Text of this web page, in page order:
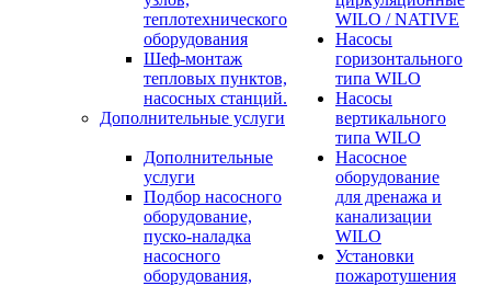
теплотехнического
оборудования
Шеф-монтаж
тепловых пунктов,
насосных станций.
Дополнительные услуги
Дополнительные
услуги
Подбор насосного
оборудование,
пуско-наладка
насосного
оборудования,
WILO / NATIVE
Насосы
горизонтального
типа WILO
Насосы
вертикального
типа WILO
Насосное
оборудование
для дренажа и
канализации
WILO
Установки
пожаротушения